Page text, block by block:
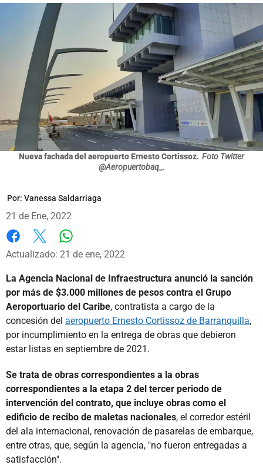
Nueva fachada del aeropuerto Ernesto Cortissoz. Foto Twitter
@Aeropuertobaq_.
Por: Vanessa Saldarriaga
21 de Ene, 2022
Facebook
X
Actualizado: 21 de ene, 2022
La Agencia Nacional de Infraestructura anunció la sanción
por más de $3.000 millones de pesos contra el Grupo
Aeroportuario del Caribe, contratista a cargo de la
concesión del aeropuerto Ernesto Cortissoz de Barranquilla,
por incumplimiento en la entrega de obras que debieron
estar listas en septiembre de 2021.
Se trata de obras correspondientes a la obras
correspondientes a la etapa 2 del tercer periodo de
intervención del contrato, que incluye obras como el
edificio de recibo de maletas nacionales, el corredor estéril
del ala internacional, renovación de pasarelas de embarque,
entre otras, que, según la agencia, "no fueron entregadas a
satisfacción".